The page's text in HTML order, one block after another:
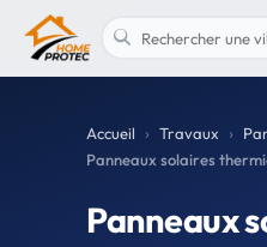
Accueil Travaux
Panneaux solaires
Panneaux